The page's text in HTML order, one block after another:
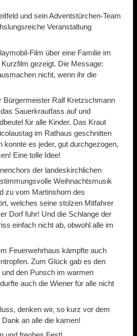
und sein Adventstürchen-Team
Veranstaltung
Film über eine Familie im
gezeigt. Die Message:
nicht, wenn ihr die
Bürgermeister Ralf Kretzschmann
Sauerkrautfass auf und
für alle Kinder. Das Kraut
im Rathaus geschnitten
konnte es jeder, gut durchgezogen,
Eine tolle Idee!
der landeskirchlichen
Weihnachtsmusik
zu vom Martinshorn des
welches seine stolzen Mitfahrer
Dorf fuhr! Und die Schlange der
einfach nicht ab, obwohl alle im
Feuerwehrhaus kämpfte auch
Zum Glück gab es den
den Punsch im warmen
auch die Wiener für alle nicht
denken wir, so kurz vor dem
an alle die kamen!